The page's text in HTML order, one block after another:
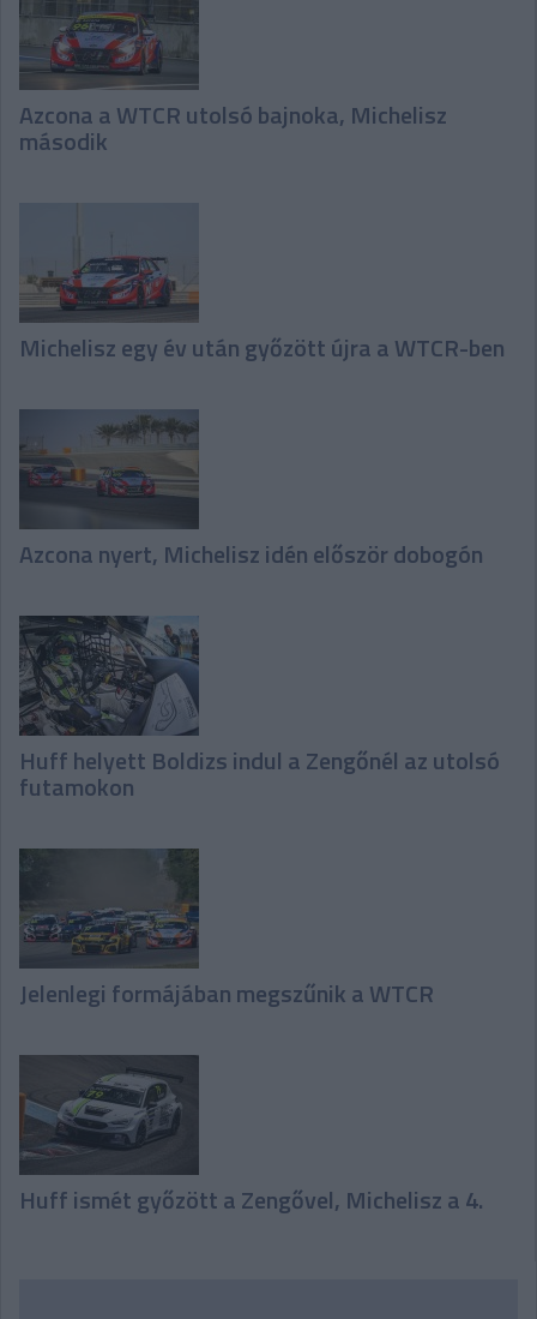
Azcona a WTCR utolsó bajnoka, Michelisz
második
Michelisz egy év után győzött újra a WTCR-ben
Azcona nyert, Michelisz idén először dobogón
Huff helyett Boldizs indul a Zengőnél az utolsó
futamokon
Jelenlegi formájában megszűnik a WTCR
Huff ismét győzött a Zengővel, Michelisz a 4.